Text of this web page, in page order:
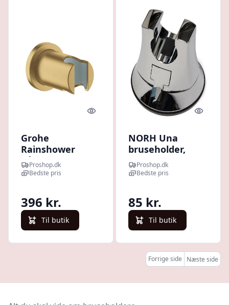
Quick look
Grohe
Rainshower
håndbruserholder
til væg, børstet
Proshop.dk
Bedste pris
396 kr.
Til butik
Quick
NORH Una
bruseholder,
krom
Proshop.dk
Bedste pris
85 kr.
Til butik
Forrige side Næste side